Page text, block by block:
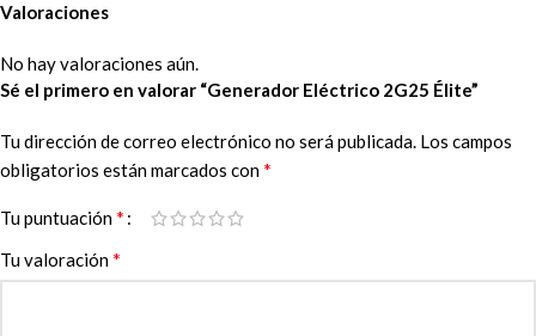
Valoraciones
No hay valoraciones aún.
Sé el primero en valorar “Generador Eléctrico 2G25 Élite”
Tu dirección de correo electrónico no será publicada. Los campos
obligatorios están marcados con*
Tu puntuación*
Tu valoración*